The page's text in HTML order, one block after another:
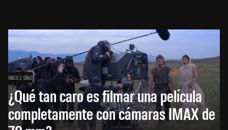
HACE 2 DÍAS
¿Qué tan caro es filmar una película
completamente con cámaras IMAX de